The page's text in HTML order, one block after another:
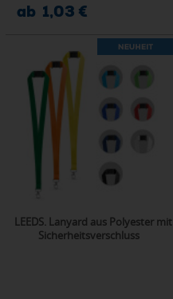
ab 1,03 €
LEEDS. Lanyard aus Polyester mit
Sicherheitsverschluss